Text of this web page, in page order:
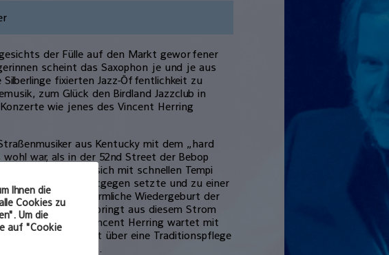
der Fülle auf den Markt geworfener
scheint das Saxophon je und je aus
fixierten Jazz-Öffentlichkeit zu
zum Glück den Birdland Jazzclub in
wie jenes des Vincent Herring
aus Kentucky mit dem „hard
war, als in der 52nd Street der Bebop
Musik, die sich mit schnellen Tempi
Entertainments entgegen setzte und zu einer
bis heute als förmliche Wiedergeburt der
Nach wie vor entspringt aus diesem Strom
Schaffenskraft. Vincent Herring wartet mit
in sich hat, weit über eine Traditionspflege
music versteht.
Ihnen die
Cookies zu
Um die
auf "Cookie